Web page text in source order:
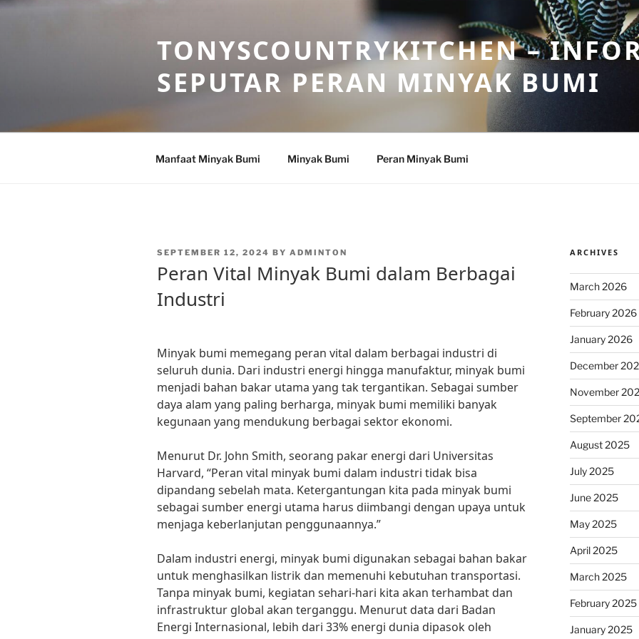
Skip
TONYSCOUNTRYKITCHEN –
SEPUTAR PERAN MINYAK BUMI
Manfaat Minyak Bumi Minyak Bumi Peran Minyak Bumi
POSTED
SEPTEMBER 12, 2024 BY ADMINTON
Peran Vital Minyak Bumi dalam Berbagai
Industri
Minyak bumi memegang peran vital dalam berbagai industri di
seluruh dunia. Dari industri energi hingga manufaktur, minyak bumi
menjadi bahan bakar utama yang tak tergantikan. Sebagai sumber
daya alam yang paling berharga, minyak bumi memiliki banyak
kegunaan yang mendukung berbagai sektor ekonomi.
Menurut Dr. John Smith, seorang pakar energi dari Universitas
Harvard, “Peran vital minyak bumi dalam industri tidak bisa
dipandang sebelah mata. Ketergantungan kita pada minyak bumi
sebagai sumber energi utama harus diimbangi dengan upaya untuk
menjaga keberlanjutan penggunaannya.”
Dalam industri energi, minyak bumi digunakan sebagai bahan bakar
untuk menghasilkan listrik dan memenuhi kebutuhan transportasi.
Tanpa minyak bumi, kegiatan sehari-hari kita akan terhambat dan
infrastruktur global akan terganggu. Menurut data dari Badan
Energi Internasional, lebih dari 33% energi dunia dipasok oleh
ARCHIVES
March 2026
February 2026
January 2026
December
November
September
August 2025
July 2025
June 2025
May 2025
April 2025
March 2025
February 2025
January 2025